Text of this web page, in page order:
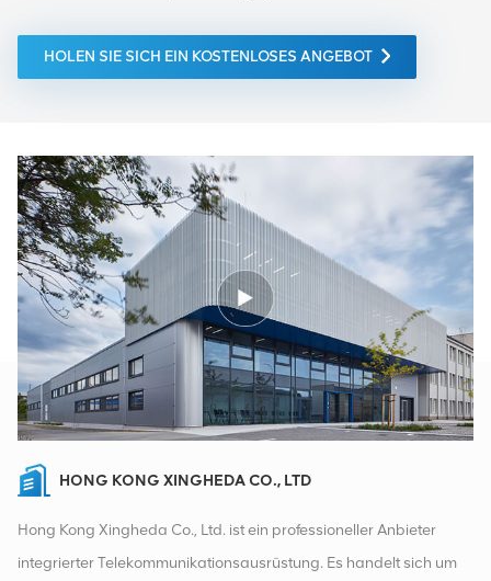
HOLEN SIE SICH EIN KOSTENLOSES ANGEBOT
HONG KONG XINGHEDA CO., LTD
Hong Kong Xingheda Co., Ltd. ist ein professioneller Anbieter
integrierter Telekommunikationsausrüstung. Es handelt sich um